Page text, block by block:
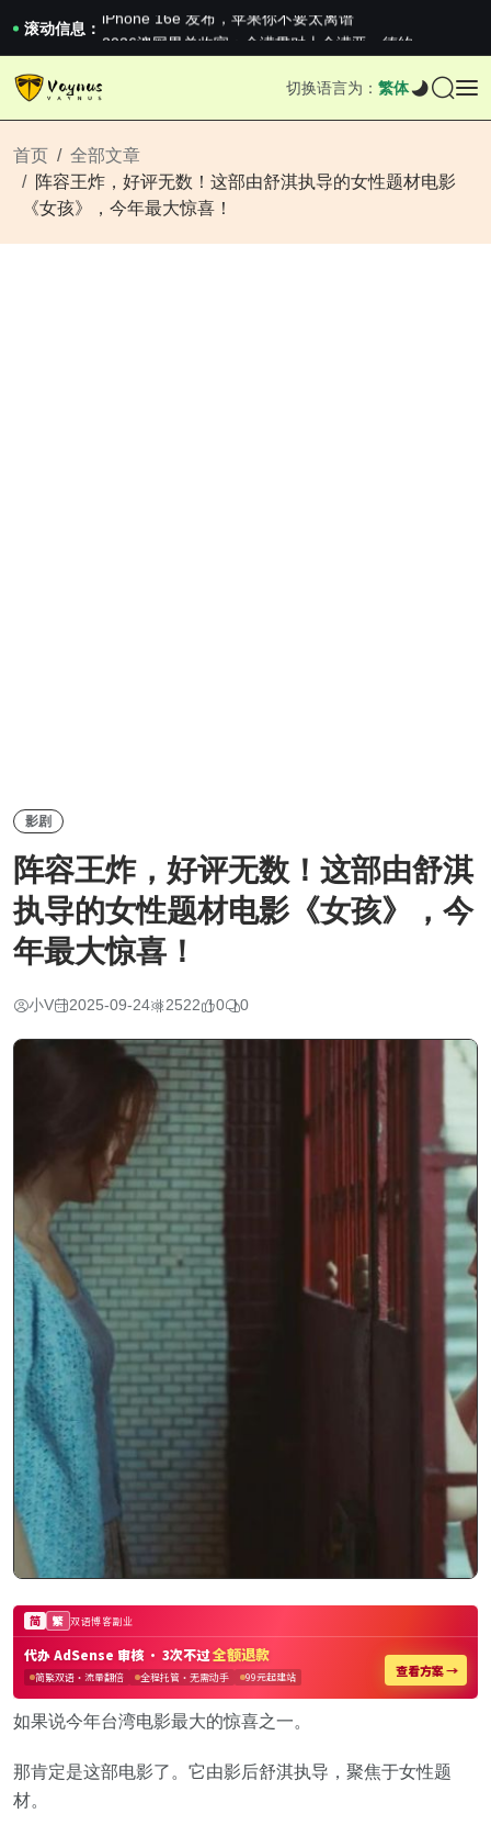
滚动信息： 2026澳网男单收官：全满贯对上全满亚，德约...
《巅峰守卫 Highguard》正式上线，官...
iPhone 16e 发布，苹果你不要太离谱
iPhone 16e 发布，苹果你不要太离谱
切换语言为： 繁体
首页
全部文章
阵容王炸，好评无数！这部由舒淇执导的女性题材电影
《女孩》，今年最大惊喜！
影剧
阵容王炸，好评无数！这部由舒淇
执导的女性题材电影《女孩》，今
年最大惊喜！
小V 2025-09-24 2522 0 0
如果说今年台湾电影最大的惊喜之一。
那肯定是这部电影了。它由影后舒淇执导，聚焦于女性题
材。